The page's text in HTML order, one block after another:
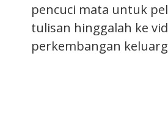
pencuci mata untuk
tulisan hinggalah ke
perkembangan